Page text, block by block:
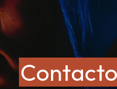
Contacto